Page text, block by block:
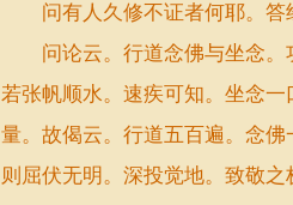
问有人久修不证者何耶。答
问论云。行道念佛与坐念。
若张帆顺水。速疾可知。坐念
量。故偈云。行道五百遍。念
则屈伏无明。深投觉地。致敬